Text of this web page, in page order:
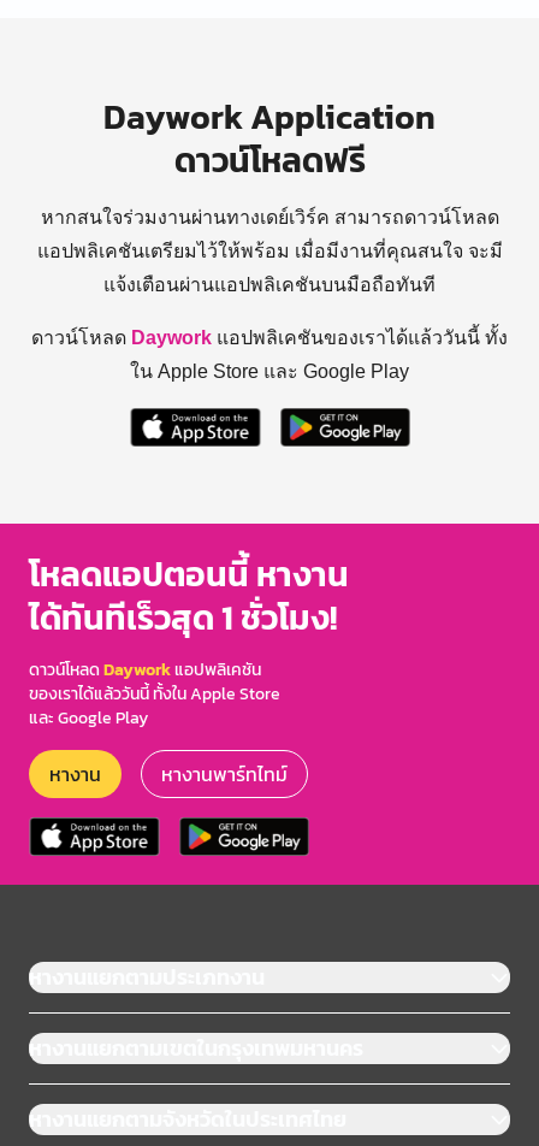
Daywork Application
ดาวน์โหลดฟรี
หากสนใจร่วมงานผ่านทางเดย์เวิร์ค สามารถดาวน์โหลด
แอปพลิเคชันเตรียมไว้ให้พร้อม เมื่อมีงานที่คุณสนใจ จะมี
แจ้งเตือนผ่านแอปพลิเคชันบนมือถือทันที
ดาวน์โหลด Daywork แอปพลิเคชันของเราได้แล้ววันนี้ ทั้ง
ใน Apple Store และ Google Play
โหลดแอปตอนนี้ หางาน
ได้ทันทีเร็วสุด 1 ชั่วโมง!
ดาวน์โหลดDayworkแอปพลิเคชัน
ของเราได้แล้ววันนี้ ทั้งใน Apple Store
และ Google Play
หางาน หางานพาร์ทไทม์
หางานแยกตามประเภทงาน
หางานแยกตามเขตในกรุงเทพมหานคร
หางานแยกตามจังหวัดในประเทศไทย